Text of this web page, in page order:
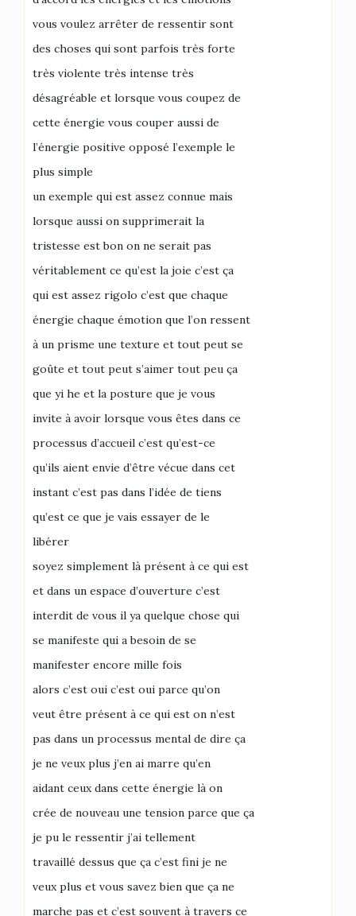
vous voulez arrêter de ressentir sont
des choses qui sont parfois très forte
très violente très intense très
désagréable et lorsque vous coupez de
cette énergie vous couper aussi de
l’énergie positive opposé l’exemple le
plus simple
un exemple qui est assez connue mais
lorsque aussi on supprimerait la
tristesse est bon on ne serait pas
véritablement ce qu’est la joie c’est ça
qui est assez rigolo c’est que chaque
énergie chaque émotion que l’on ressent
à un prisme une texture et tout peut se
goûte et tout peut s’aimer tout peu ça
que yi he et la posture que je vous
invite à avoir lorsque vous êtes dans ce
processus d’accueil c’est qu’est-ce
qu’ils aient envie d’être vécue dans cet
instant c’est pas dans l’idée de tiens
qu’est ce que je vais essayer de le
libérer
soyez simplement là présent à ce qui est
et dans un espace d’ouverture c’est
interdit de vous il ya quelque chose qui
se manifeste qui a besoin de se
manifester encore mille fois
alors c’est oui c’est oui parce qu’on
veut être présent à ce qui est on n’est
pas dans un processus mental de dire ça
je ne veux plus j’en ai marre qu’en
aidant ceux dans cette énergie là on
crée de nouveau une tension parce que ça
je pu le ressentir j’ai tellement
travaillé dessus que ça c’est fini je ne
veux plus et vous savez bien que ça ne
marche pas et c’est souvent à travers ce